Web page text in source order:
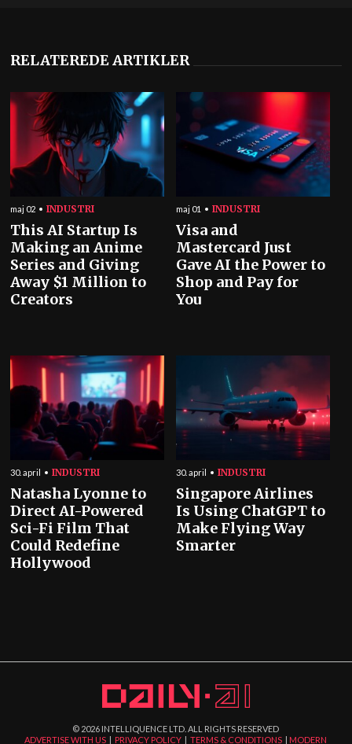
RELATEREDE ARTIKLER
maj 02 INDUSTRI
This AI Startup Is
Making an Anime
Series and Giving
Away $1 Million to
Creators
maj 01 INDUSTRI
Visa and
Mastercard Just
Gave AI the Power to
Shop and Pay for
You
30. april INDUSTRI
Natasha Lyonne to
Direct AI-Powered
Sci-Fi Film That
Could Redefine
Hollywood
30. april INDUSTRI
Singapore Airlines
Is Using ChatGPT to
Make Flying Way
Smarter
© 2026 INTELLIQUENCE LTD. ALL RIGHTS RESERVED
ADVERTISE WITH US | PRIVACY POLICY |TERMS & CONDITIONS | MODERN